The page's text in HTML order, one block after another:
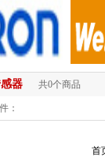
器 共0个商品
：
首